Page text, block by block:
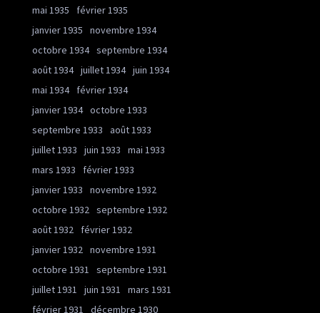
mai 1935
février 1935
janvier 1935
novembre 1934
octobre 1934 septembre 1934
août 1934 juillet 1934 juin 1934
mai 1934
février 1934
janvier 1934 octobre 1933
septembre 1933
août 1933
juillet 1933
juin 1933
mai 1933
mars 1933
février 1933
janvier 1933
novembre 1932
octobre 1932 septembre 1932
août 1932
février 1932
janvier 1932 novembre 1931
octobre 1931
septembre 1931
juillet 1931
juin 1931
mars 1931
février 1931
décembre 1930